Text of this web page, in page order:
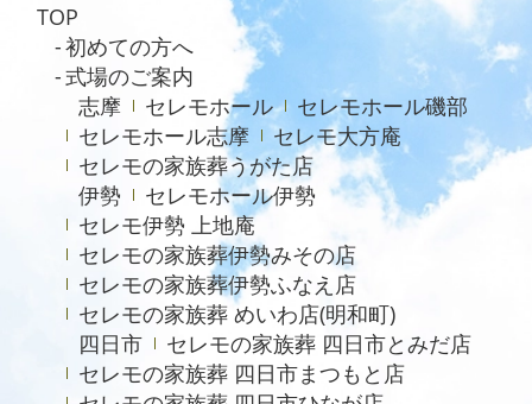
2023年10月
2023年9月
2023年8月
2023年6月
2023年5月
2023年4月
2023年3月
2023年2月
2022年12月
TOP
初めての方へ
式場のご案内
志摩
セレモホール
セレモホール磯部
セレモホール志摩
セレモ大方庵
セレモの家族葬うがた店
伊勢
セレモホール伊勢
セレモ伊勢 上地庵
セレモの家族葬伊勢みその店
セレモの家族葬伊勢ふなえ店
セレモの家族葬 めいわ店(明和町)
四日市
セレモの家族葬 四日市とみだ店
セレモの家族葬 四日市まつもと店